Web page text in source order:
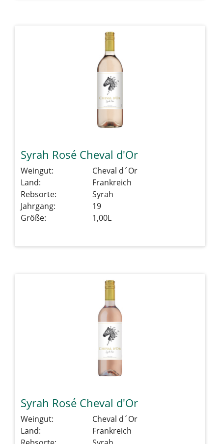
Syrah Rosé Cheval d'Or
Weingut:
Cheval d´Or
Land:
Frankreich
Rebsorte:
Syrah
Jahrgang:
19
Größe:
1,00L
Syrah Rosé Cheval d'Or
Weingut:
Cheval d´Or
Land:
Frankreich